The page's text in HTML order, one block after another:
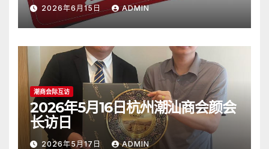
2026年6月15日 ADMIN
潮商会际互访
2026年5月16日杭州潮汕商会颜会
长访日
2026年5月17日 ADMIN